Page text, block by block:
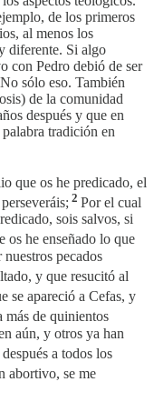
de los primeros
al menos los
diferente. Si algo
con Pedro debió de ser
sólo eso. También
de la comunidad
después y que en
tradición en
que os he predicado, el
2 Por el cual
sois salvos, si
os he enseñado lo que
pecados
y que resucitó al
se apareció a Cefas, y
más de quinientos
aún, y otros ya han
a todos los
abortivo, se me